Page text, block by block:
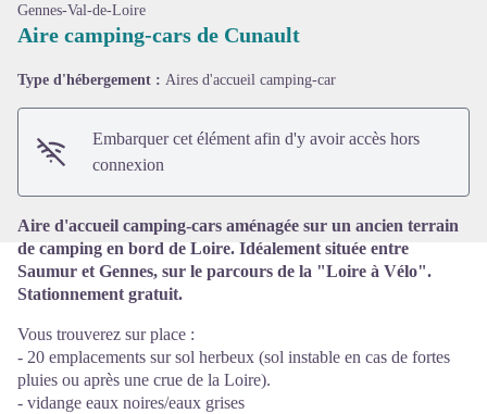
Voir l'image en plein écran
Gennes-Val-de-Loire
Aire camping-cars de Cunault
Type d'hébergement : Aires d'accueil camping-car
Embarquer cet élément afin d'y avoir accès hors
connexion
Aire d'accueil camping-cars aménagée sur un ancien terrain
de camping en bord de Loire. Idéalement située entre
Saumur et Gennes, sur le parcours de la "Loire à Vélo".
Stationnement gratuit.
Vous trouverez sur place :
- 20 emplacements sur sol herbeux (sol instable en cas de fortes
pluies ou après une crue de la Loire).
- vidange eaux noires/eaux grises